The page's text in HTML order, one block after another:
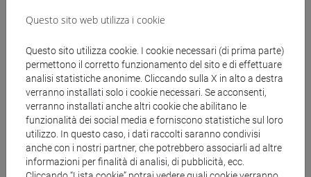
Materiali didattici
Materiali su Moodle
Corsi di studio e percorsi
[FT5] STORIA - Laurea
storico - mediterraneo antico e medievale/
Questo sito web utilizza i cookie
Questo sito utilizza cookie. I cookie necessari (di prima parte)
permettono il corretto funzionamento del sito e di effettuare
analisi statistiche anonime. Cliccando sulla X in alto a destra
verranno installati solo i cookie necessari. Se acconsenti,
verranno installati anche altri cookie che abilitano le
funzionalità dei social media e forniscono statistiche sul loro
utilizzo. In questo caso, i dati raccolti saranno condivisi
anche con i nostri partner, che potrebbero associarli ad altre
informazioni per finalità di analisi, di pubblicità, ecc.